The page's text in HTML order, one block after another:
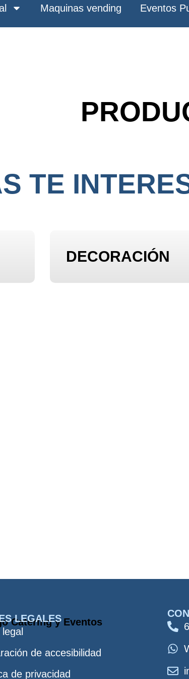
Maquinas vending Eventos
TE
DECORACIÓN
LEGALES
de accesibilidad
de privacidad